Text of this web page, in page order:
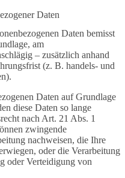
Daten
Daten bemisst
am
– zusätzlich anhand
(z. B. handels- und
Daten auf Grundlage
diese Daten so lange
nach Art. 21 Abs. 1
zwingende
nachweisen, die Ihre
oder die Verarbeitung
oder Verteidigung von